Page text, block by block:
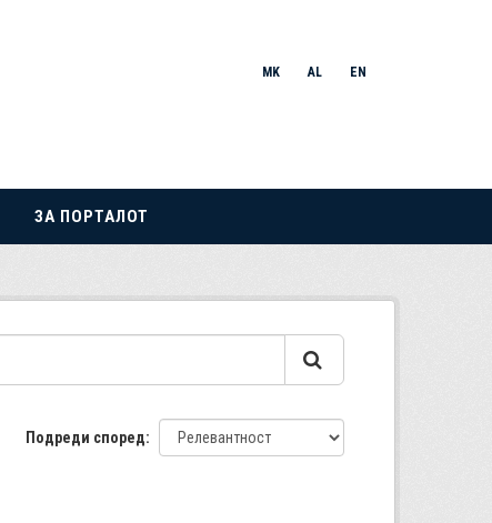
MK AL EN
ЗА ПОРТАЛОТ
Подреди според